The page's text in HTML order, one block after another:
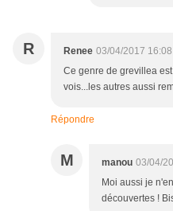
R Renee 03/04/2017 16:08
Ce genre de grevillea
vois...les autres aussi
Répondre
M manou 03/04/
Moi aussi je
découvertes !